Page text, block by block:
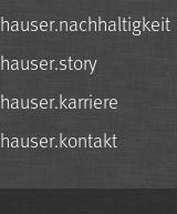
hauser.nachhaltigkeit
hauser.story
hauser.karriere
hauser.kontakt